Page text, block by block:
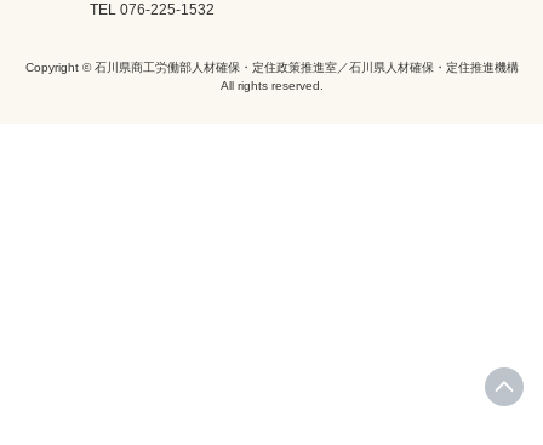
TEL 076-225-1532
Copyright © 石川県商工労働部人材確保・定住政策推進室／石川県人材確保・定住推進機構
All rights reserved.